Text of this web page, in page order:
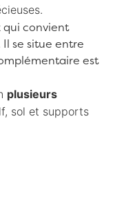
qui convient
Il se situe entre
est
plusieurs
sol et supports